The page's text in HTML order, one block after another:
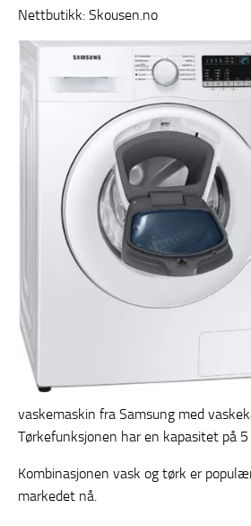
Nettbutikk: Skousen.no
vaskemaskin fra Samsung med
Tørkefunksjonen har en kapasitet på 5
Kombinasjonen vask og tørk er
markedet nå.